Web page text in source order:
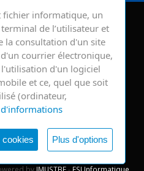
NEWS
fichier informatique, un
de l’utilisateur et
la consultation d'un site
courrier électronique,
d'un logiciel
et ce, quel que soit
(ordinateur,
d'informations
cookies Plus d'options